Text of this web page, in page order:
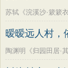
苏轼《浣溪沙·簌簌
暧暧远人村，
陶渊明《归园田居·其